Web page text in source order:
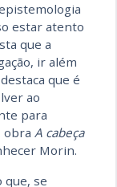
estar atento
que a
ir além
que é
ao
para
obra A cabeça
Morin.
que, se